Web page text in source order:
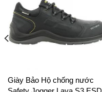
Giày Bảo Hộ chống nước